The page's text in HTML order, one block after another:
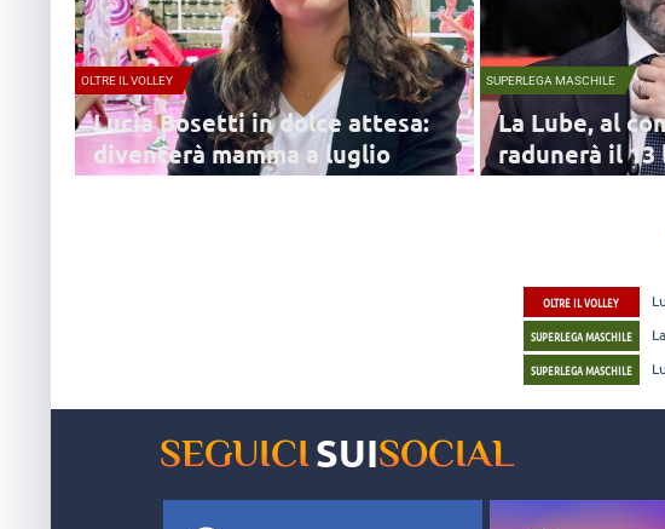
OLTRE IL VOLLEY
Lucia Bosetti in dolce attesa:
diventerà mamma a luglio
SUPERLEGA MASCHILE
La Lube, al
radunerà il
OLTRE IL VOLLEY
SUPERLEGA MASCHILE
SUPERLEGA MASCHILE
SEGUICISUISOCIAL